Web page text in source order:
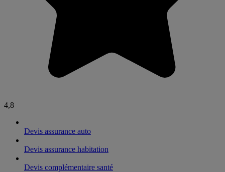
4,8
Devis assurance auto
Devis assurance habitation
Devis complémentaire santé